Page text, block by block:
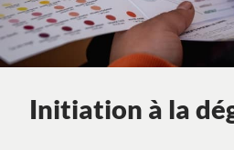
Initiation à la